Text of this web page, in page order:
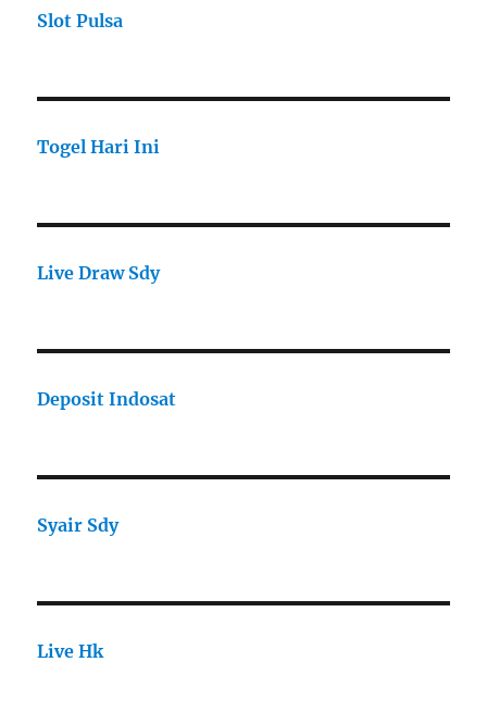
Slot Pulsa
Togel Hari Ini
Live Draw Sdy
Deposit Indosat
Syair Sdy
Live Hk